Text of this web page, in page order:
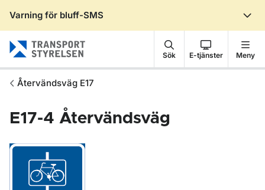
Varning för bluff-SMS
Sök E-tjänster Meny
Återvändsväg E17
E17-4 Återvändsväg